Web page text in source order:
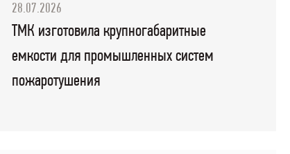
28.07.2026
ТМК изготовила крупногабаритные
емкости для промышленных систем
пожаротушения